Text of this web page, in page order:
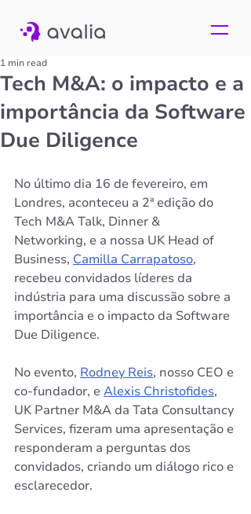
Tech M&A: o impacto e a
importância da Software
Due Diligence
1 min read
No último dia 16 de fevereiro, em
Londres, aconteceu a 2ª edição do
Tech M&A Talk, Dinner &
Networking, e a nossa UK Head of
Business, Camilla Carrapatoso,
recebeu convidados líderes da
indústria para uma discussão sobre a
importância e o impacto da Software
Due Diligence.
No evento, Rodney Reis, nosso CEO e
co-fundador, e Alexis Christofides,
UK Partner M&A da Tata Consultancy
Services, fizeram uma apresentação e
responderam a perguntas dos
convidados, criando um diálogo rico e
esclarecedor.